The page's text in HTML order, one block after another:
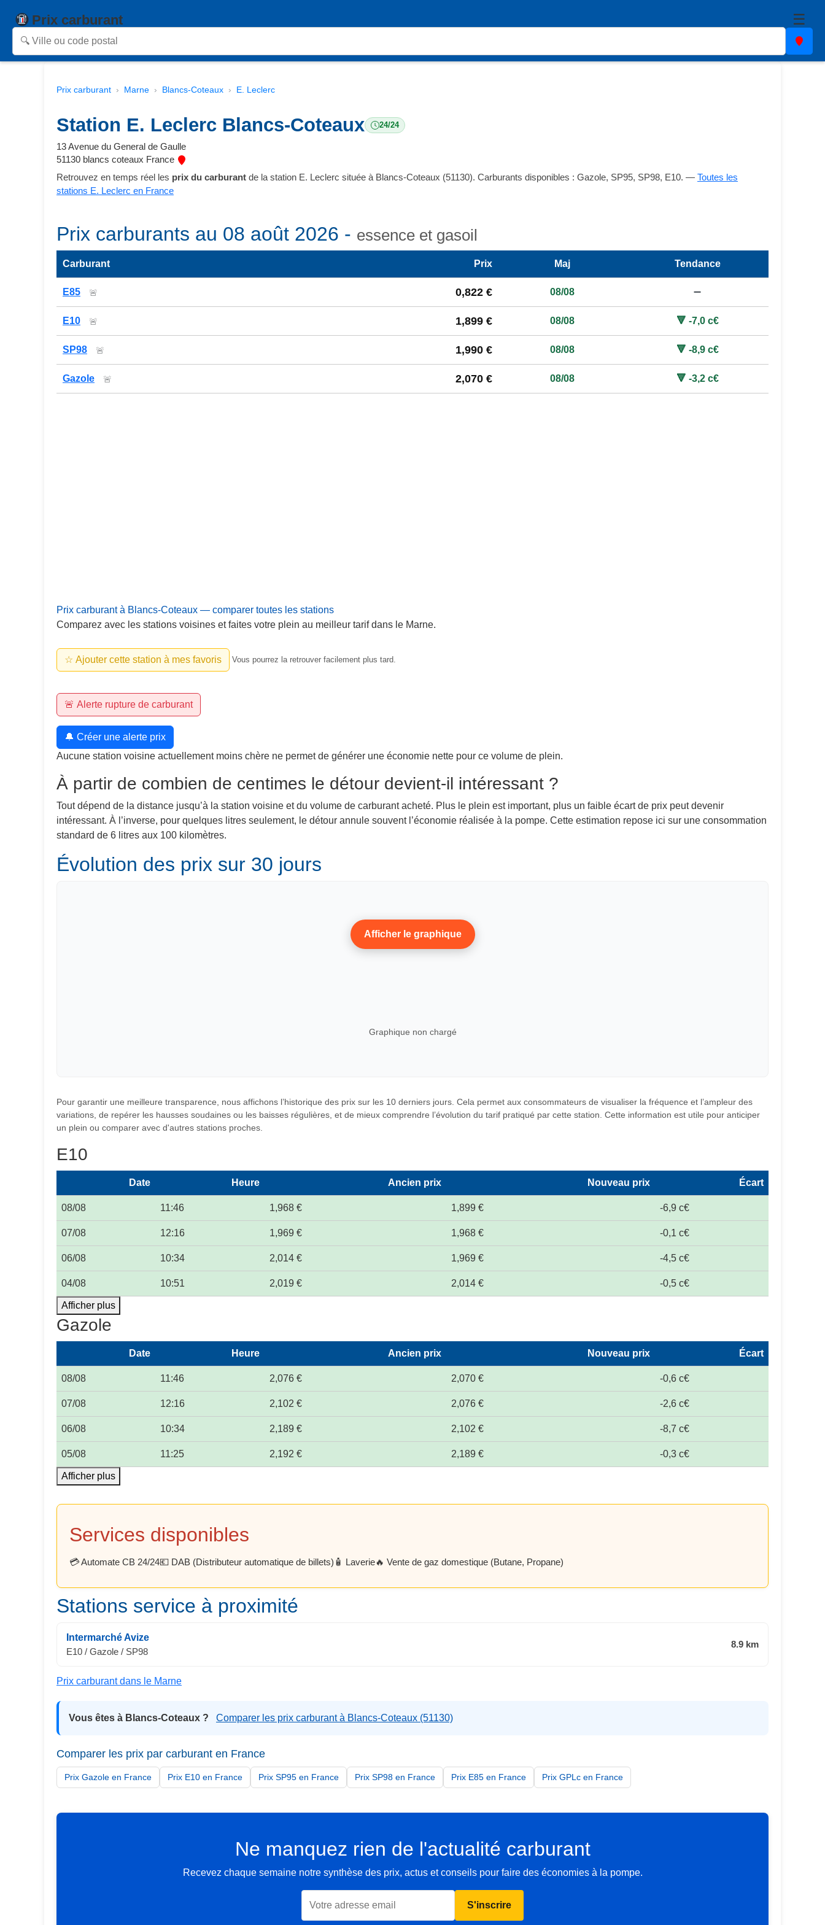
Prix carburant ☰
Prix carburant Marne Blancs-Coteaux E. Leclerc
Station E. Leclerc Blancs-Coteaux 24/24
13 Avenue du General de Gaulle
51130 blancs coteaux France
Retrouvez en temps réel les prix du carburant de la station E. Leclerc située à Blancs-Coteaux (51130). Carburants disponibles : Gazole, SP95, SP98, E10. — Toutes les
stations E. Leclerc en France
Prix carburants au 08 août 2026 - essence et gasoil
Carburant Prix Maj Tendance
E85 🚨 0,822 € 08/08 ➖
E10 🚨 1,899 € 08/08 🔻 -7,0 c€
SP98 🚨 1,990 € 08/08 🔻 -8,9 c€
Gazole 🚨 2,070 € 08/08 🔻 -3,2 c€
Prix carburant à Blancs-Coteaux — comparer toutes les stations
Comparez avec les stations voisines et faites votre plein au meilleur tarif dans le Marne.
☆ Ajouter cette station à mes favoris Vous pourrez la retrouver facilement plus tard.
🚨 Alerte rupture de carburant
🔔 Créer une alerte prix
Aucune station voisine actuellement moins chère ne permet de générer une économie nette pour ce volume de plein.
À partir de combien de centimes le détour devient-il intéressant ?
Tout dépend de la distance jusqu’à la station voisine et du volume de carburant acheté. Plus le plein est important, plus un faible écart de prix peut devenir
intéressant. À l’inverse, pour quelques litres seulement, le détour annule souvent l’économie réalisée à la pompe. Cette estimation repose ici sur une consommation
standard de 6 litres aux 100 kilomètres.
Évolution des prix sur 30 jours
Afficher le graphique
Graphique non chargé
Pour garantir une meilleure transparence, nous affichons l’historique des prix sur les 10 derniers jours. Cela permet aux consommateurs de visualiser la fréquence et l’ampleur des
variations, de repérer les hausses soudaines ou les baisses régulières, et de mieux comprendre l’évolution du tarif pratiqué par cette station. Cette information est utile pour anticiper
un plein ou comparer avec d'autres stations proches.
E10
Date Heure Ancien prix Nouveau prix Écart
08/08 11:46 1,968 € 1,899 € -6,9 c€
07/08 12:16 1,969 € 1,968 € -0,1 c€
06/08 10:34 2,014 € 1,969 € -4,5 c€
04/08 10:51 2,019 € 2,014 € -0,5 c€
Afficher plus
Gazole
Date Heure Ancien prix Nouveau prix Écart
08/08 11:46 2,076 € 2,070 € -0,6 c€
07/08 12:16 2,102 € 2,076 € -2,6 c€
06/08 10:34 2,189 € 2,102 € -8,7 c€
05/08 11:25 2,192 € 2,189 € -0,3 c€
Afficher plus
Services disponibles
💳 Automate CB 24/24💶 DAB (Distributeur automatique de billets) 🧴 Laverie🔥 Vente de gaz domestique (Butane, Propane)
Stations service à proximité
Intermarché Avize
E10 / Gazole / SP98
8.9 km
Prix carburant dans le Marne
Vous êtes à Blancs-Coteaux ? Comparer les prix carburant à Blancs-Coteaux (51130)
Comparer les prix par carburant en France
Prix Gazole en France Prix E10 en France Prix SP95 en France Prix SP98 en France Prix E85 en France Prix GPLc en France
Ne manquez rien de l'actualité carburant
Recevez chaque semaine notre synthèse des prix, actus et conseils pour faire des économies à la pompe.
S'inscrire